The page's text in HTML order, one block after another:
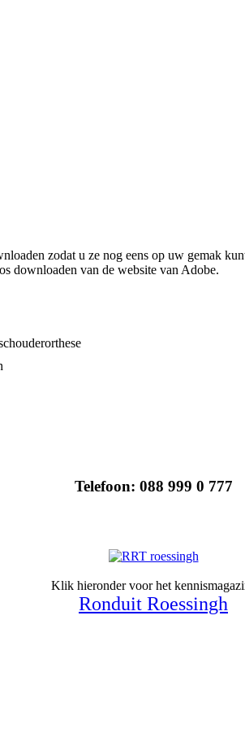
zodat u ze nog eens op uw gemak
downloaden van de website van Adobe.
Telefoon: 088 999 0 777
Klik hieronder voor het
Ronduit Roessingh